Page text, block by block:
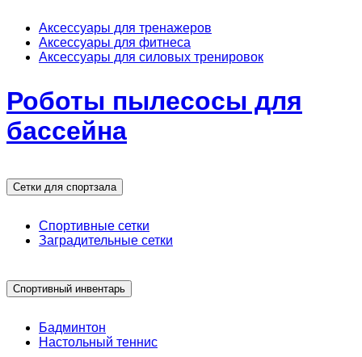
Аксессуары для тренажеров
Аксессуары для фитнеса
Аксессуары для силовых тренировок
Роботы пылесосы для
бассейна
Сетки для спортзала
Спортивные сетки
Заградительные сетки
Спортивный инвентарь
Бадминтон
Настольный теннис